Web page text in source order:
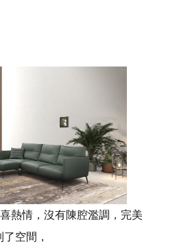
熱情，沒有陳腔濫調，完美
空間，